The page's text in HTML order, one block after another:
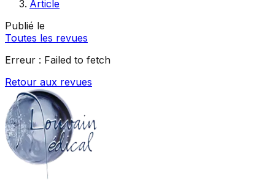
Article
Publié le
Toutes les revues
Erreur : Failed to fetch
Retour aux revues